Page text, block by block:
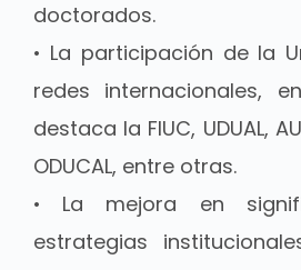
doctorados.
• La participación de la
redes internacionales,
destaca la FIUC, UDUAL,
ODUCAL, entre otras.
• La mejora en
estrategias